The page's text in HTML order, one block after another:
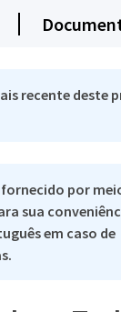
recente deste
fornecido por
sua
em caso de